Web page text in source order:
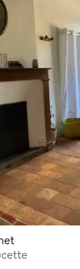
betyg, 71